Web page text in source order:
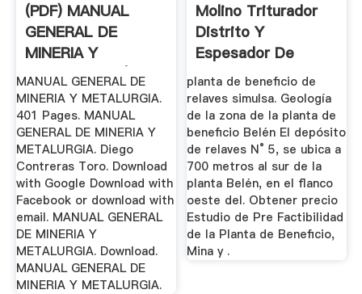
(PDF) MANUAL
GENERAL DE
MINERIA Y
METALURGIA |
Diego ...
MANUAL GENERAL DE
MINERIA Y METALURGIA.
401 Pages. MANUAL
GENERAL DE MINERIA Y
METALURGIA. Diego
Contreras Toro. Download
with Google Download with
Facebook or download with
email. MANUAL GENERAL
DE MINERIA Y
METALURGIA. Download.
MANUAL GENERAL DE
MINERIA Y METALURGIA.
Molino Triturador
Distrito Y
Espesador De
Relaves
planta de beneficio de
relaves simulsa. Geología
de la zona de la planta de
beneficio Belén El depósito
de relaves N° 5, se ubica a
700 metros al sur de la
planta Belén, en el flanco
oeste del. Obtener precio
Estudio de Pre Factibilidad
de la Planta de Beneficio,
Mina y .